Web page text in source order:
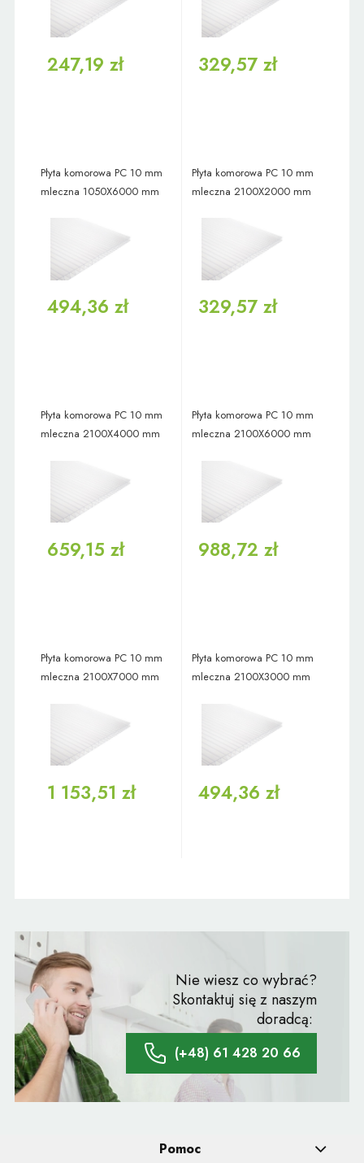
247,19 zł 329,57 zł
Płyta komorowa PC 10 mm
mleczna 1050X6000 mm
494,36 zł
Płyta komorowa PC 10 mm
mleczna 2100X2000 mm
329,57 zł
Płyta komorowa PC 10 mm
mleczna 2100X4000 mm
659,15 zł
Płyta komorowa PC 10 mm
mleczna 2100X6000 mm
988,72 zł
Płyta komorowa PC 10 mm
mleczna 2100X7000 mm
1 153,51 zł
Płyta komorowa PC 10 mm
mleczna 2100X3000 mm
494,36 zł
Nie wiesz co wybrać?
Skontaktuj się z naszym
doradcą:
(+48) 61 428 20 66
Pomoc